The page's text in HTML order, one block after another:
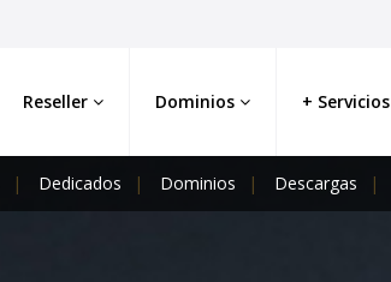
Reseller Dominios + Servicios
Dedicados Dominios Descargas